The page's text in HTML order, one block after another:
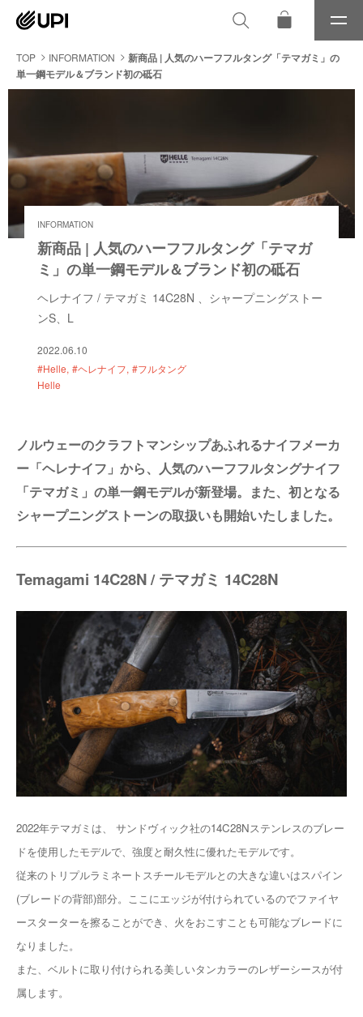
メ
ニ
ュ
TOP INFORMATION
新商品 | 人気のハーフフルタング「テマガミ」の
単一鋼モデル＆ブランド初の砥石
INFORMATION
新商品 | 人気のハーフフルタング「テマガ
ミ」の単一鋼モデル＆ブランド初の砥石
ヘレナイフ / テマガミ 14C28N 、シャープニングストー
ンS、L
2022.06.10
#Helle #ヘレナイフ #フルタング
Helle
ノルウェーのクラフトマンシップあふれるナイフメーカ
ー「ヘレナイフ」から、人気のハーフフルタングナイフ
「テマガミ」の単一鋼モデルが新登場。また、初となる
シャープニングストーンの取扱いも開始いたしました。
Temagami 14C28N / テマガミ 14C28N
2022年テマガミは、 サンドヴィック社の14C28Nステンレスのブレー
ドを使用したモデルで、強度と耐久性に優れたモデルです。
従来のトリプルラミネートスチールモデルとの大きな違いはスパイン
(ブレードの背部)部分。ここにエッジが付けられているのでファイヤ
ースターターを擦ることができ、火をおこすことも可能なブレードに
なりました。
また、ベルトに取り付けられる美しいタンカラーのレザーシースが付
属します。